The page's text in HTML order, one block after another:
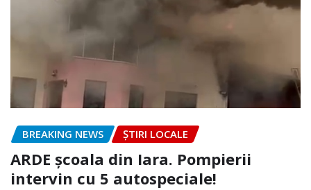
BREAKING NEWS ȘTIRI LOCALE
ARDE școala din Iara. Pompierii
intervin cu 5 autospeciale!